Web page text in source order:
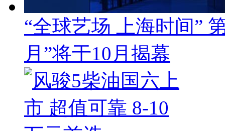
“全球艺场 上海时间”
月”将于10月揭幕